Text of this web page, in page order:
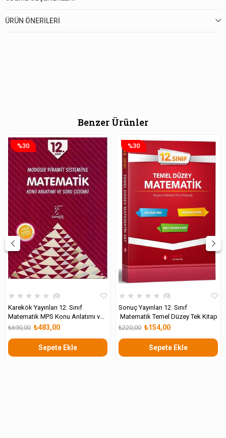
ÜRÜN ÖNERILERI
Benzer Ürünler
★ ★ ★ ★ ★ 0
Karekök Yayınları 12. Sınıf
Matematik MPS Konu Anlatımı ve
Soru Çözümü₺483,00
₺690,00
Sepete Ekle
%30
★ ★ ★ ★ ★ 0
Sonuç Yayınları 12. Sınıf
Matematik Temel Düzey Tek Kitap
₺154,00
₺220,00
Sepete Ekle
%30